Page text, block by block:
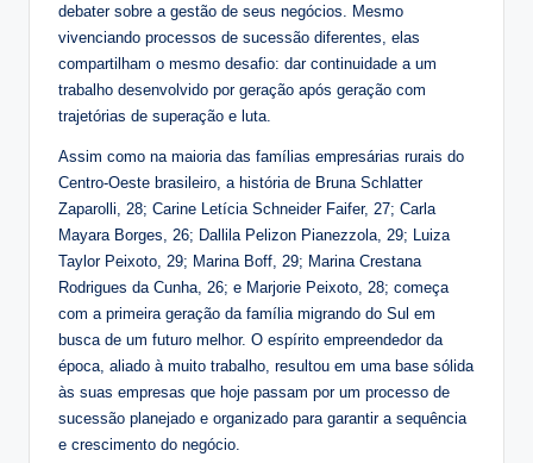
debater sobre a gestão de seus negócios. Mesmo
vivenciando processos de sucessão diferentes, elas
compartilham o mesmo desafio: dar continuidade a um
trabalho desenvolvido por geração após geração com
trajetórias de superação e luta.
Assim como na maioria das famílias empresárias rurais do
Centro-Oeste brasileiro, a história de Bruna Schlatter
Zaparolli, 28; Carine Letícia Schneider Faifer, 27; Carla
Mayara Borges, 26; Dallila Pelizon Pianezzola, 29; Luiza
Taylor Peixoto, 29; Marina Boff, 29; Marina Crestana
Rodrigues da Cunha, 26; e Marjorie Peixoto, 28; começa
com a primeira geração da família migrando do Sul em
busca de um futuro melhor. O espírito empreendedor da
época, aliado à muito trabalho, resultou em uma base sólida
às suas empresas que hoje passam por um processo de
sucessão planejado e organizado para garantir a sequência
e crescimento do negócio.